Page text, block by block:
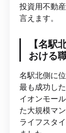
投資用不動
言えます。
【名駅
おける
名駅北側に
最も成功し
イオンモー
た大規模マ
ライフスタ